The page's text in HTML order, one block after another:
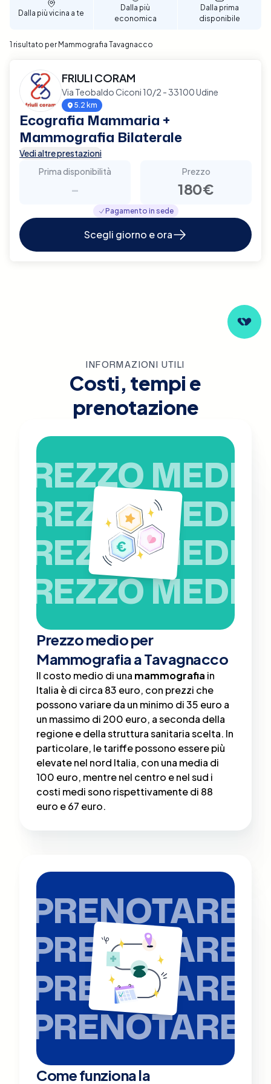
Dalla più vicina a te
Dalla più
economica
Dalla prima
disponibile
1 risultato per Mammografia Tavagnacco
FRIULI CORAM
Via Teobaldo Ciconi 10/2 - 33100 Udine
5.2 km
Ecografia Mammaria +
Mammografia Bilaterale
Vedi altre prestazioni
Prima disponibilità
-
Prezzo
180€
Pagamento in sede
Scegli giorno e ora
INFORMAZIONI UTILI
Costi, tempi e
prenotazione
PREZZO MEDIO
PREZZO MEDIO
PREZZO MEDIO
PREZZO MEDIO
Prezzo medio per
Mammografia a Tavagnacco
Il costo medio di una mammografia in
Italia è di circa 83 euro, con prezzi che
possono variare da un minimo di 35 euro a
un massimo di 200 euro, a seconda della
regione e della struttura sanitaria scelta​. In
particolare, le tariffe possono essere più
elevate nel nord Italia, con una media di
100 euro, mentre nel centro e nel sud i
costi medi sono rispettivamente di 88
euro e 67 euro.
PRENOTARE
PRENOTARE
PRENOTARE
PRENOTARE
Come funziona la